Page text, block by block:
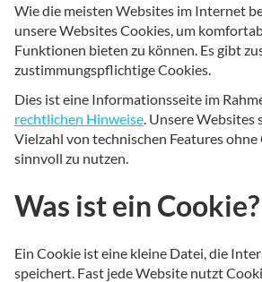
Wie die meisten Websites im Internet
unsere Websites Cookies, um
Funktionen bieten zu können. Es gibt
zustimmungspflichtige Cookies.
Dies ist eine Informationsseite im
rechtlichen Hinweise . Unsere
Vielzahl von technischen Features
sinnvoll zu nutzen.
Was ist ein Cookie?
Ein Cookie ist eine kleine Datei, die
speichert. Fast jede Website nutzt